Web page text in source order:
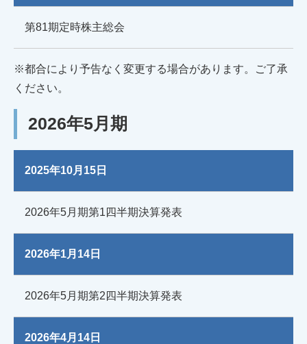
第81期定時株主総会
※都合により予告なく変更する場合があります。ご了承
ください。
2026年5月期
2025年10月15日
2026年5月期第1四半期決算発表
2026年1月14日
2026年5月期第2四半期決算発表
2026年4月14日